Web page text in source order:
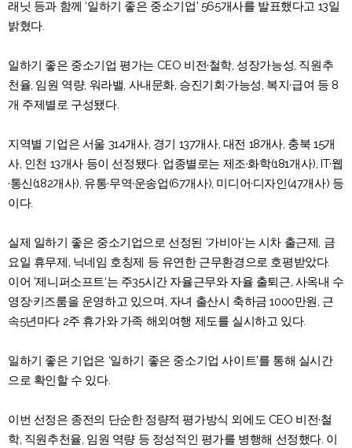
래닛 등과 함께 ‘일하기 좋은 중소기업’ 565개사를 발표했다고 13일
밝혔다.
일하기 좋은 중소기업 평가는 CEO 비전·철학, 성장가능성, 직원추
천율, 임원 역량, 워라밸, 사내문화, 승진기회·가능성, 복지·급여 등 8
개 주제별로 구성됐다.
지역별 기업은 서울 314개사, 경기 137개사, 대전 18개사, 충북 15개
사, 인천 13개사 등이 선정됐다. 업종별로는 제조·화학(181개사), IT·웹
·통신(182개사), 유통·무역·운송업(67개사), 미디어·디자인(47개사) 등
이다.
실제 일하기 좋은 중소기업으로 선정된 ‘가비아‘는 시차 출근제, 금
요일 휴무제, 닉네임 호칭제 등 유연한 근무환경으로 호평받았다.
이어 ’제니퍼소프트‘는 주35시간 자율근무와 자율 출퇴근, 사옥내 수
영장·키즈룸을 운영하고 있으며, 자녀 출산시 축하금 1000만원, 근
속5년마다 2주 휴가와 가족 해외여행 제도를 실시하고 있다.
일하기 좋은 기업은 ‘일하기 좋은 중소기업 사이트’를 통해 실시간
으로 확인할 수 있다.
이번 선정은 종전의 단순한 정량적 평가방식 외에도 CEO 비전·철
학, 직원추천율, 임원 역량 등 정성적인 평가를 병행해 선정했다. 이